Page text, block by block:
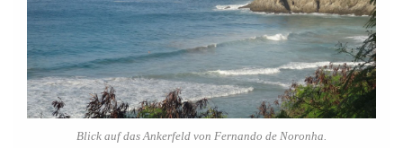
Blick auf das Ankerfeld von Fernando de Noronha.